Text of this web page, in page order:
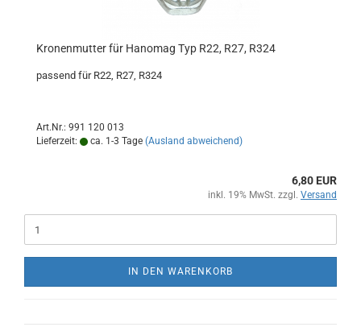
Kronenmutter für Hanomag Typ R22, R27, R324
passend für R22, R27, R324
Art.Nr.: 991 120 013
Lieferzeit:
ca. 1-3 Tage (Ausland abweichend)
6,80 EUR
inkl. 19% MwSt. zzgl. Versand
IN DEN WARENKORB